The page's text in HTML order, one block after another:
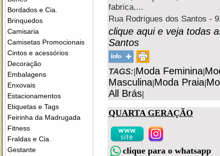
Bordados e Cia.
Brinquedos
Camisaria
Camisetas Promocionais
Cintos e acessórios
Decoração
Embalagens
Enxovais
Estacionamentos
Etiquetas e Tags
Feirinha da Madrugada
Fitness
Fraldas e Cia.
Gestante
fabrica....
Rua Rodrigues dos Santos -
clique aqui e veja todas
Santos
TAGS:|Moda Feminina|
Masculina|Moda Praia|
All Brás|
QUARTA GERAÇÃO
clique para o whatsapp